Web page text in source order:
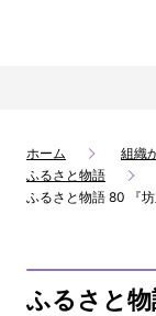
ホーム 組織
ふるさと物語
ふるさと物語 80 『坊
ふるさと